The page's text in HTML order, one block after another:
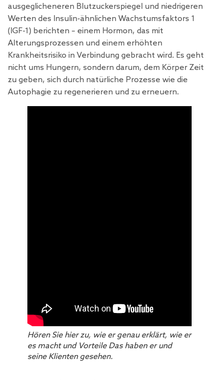
ausgeglicheneren Blutzuckerspiegel und niedrigeren
Werten des Insulin-ähnlichen Wachstumsfaktors 1
(IGF-1) berichten – einem Hormon, das mit
Alterungsprozessen und einem erhöhten
Krankheitsrisiko in Verbindung gebracht wird. Es geht
nicht ums Hungern, sondern darum, dem Körper Zeit
zu geben, sich durch natürliche Prozesse wie die
Autophagie zu regenerieren und zu erneuern.
Hören Sie hier zu, wie er genau erklärt, wie er
es macht und Vorteile Das haben er und
seine Klienten gesehen.